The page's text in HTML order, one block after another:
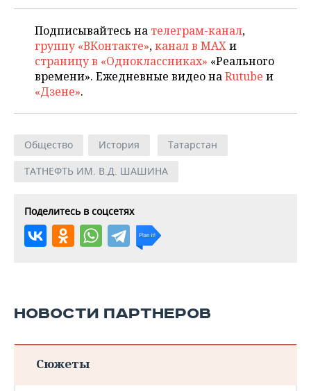
Подписывайтесь на телеграм-канал,
группу «ВКонтакте»,канал в MAXи
страницу в «Одноклассниках» «Реального
времени». Ежедневные видео наRutube и
«Дзене».
Общество История
Татарстан
ТАТНЕФТЬ ИМ. В.Д. ШАШИНА
Поделитесь в соцсетях
НОВОСТИ ПАРТНЕРОВ
Сюжеты